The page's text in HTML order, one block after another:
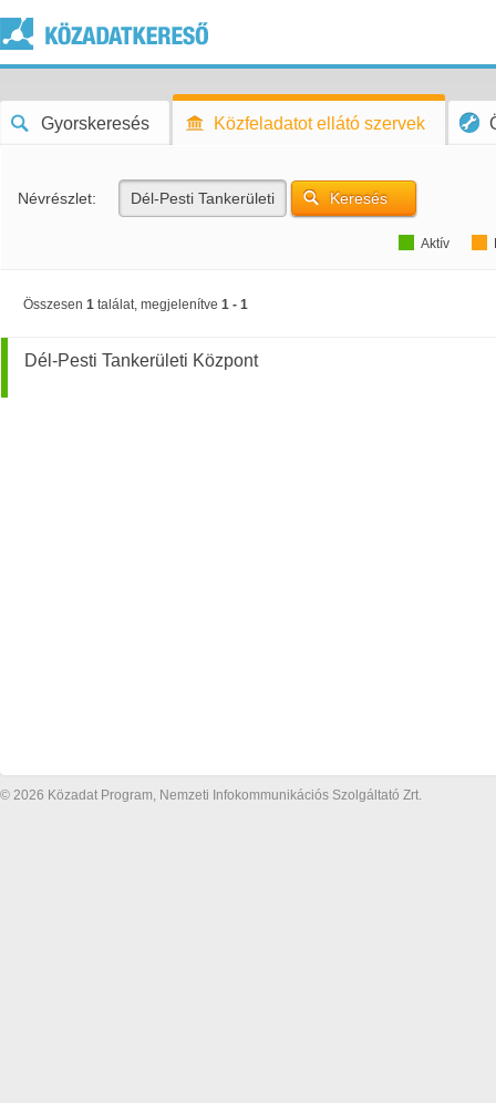
Gyorskeresés Közfeladatot ellátó szervek
Névrészlet: Keresés
Aktív
Összesen 1 találat, megjelenítve 1 - 1
Dél-Pesti Tankerületi Központ
© 2026 Közadat Program, Nemzeti Infokommunikációs Szolgáltató Zrt.